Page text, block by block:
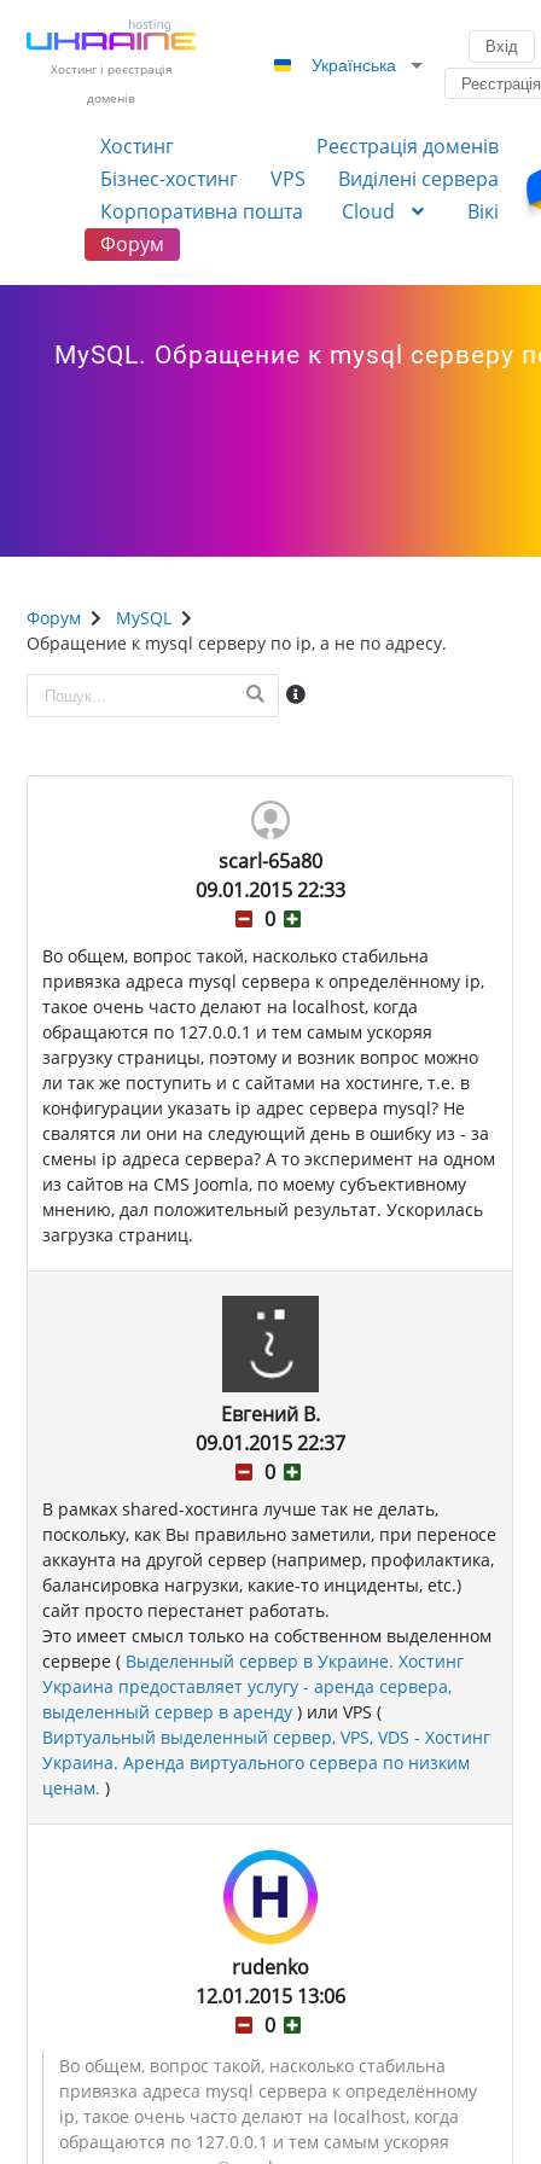
Хостинг і реєстрація
доменів
Українська
Вхід
Реєстрація
Хостинг
Реєстрація доменів
Бізнес-хостинг
VPS
Виділені сервера
Корпоративна пошта
Cloud
Вікі
Форум
MySQL. Обращение к mysql серверу
Форум
MySQL
Обращение к mysql серверу по ip, а не по адресу.
scarl-65a80
09.01.2015 22:33
0
Во общем, вопрос такой, насколько стабильна
привязка адреса mysql сервера к определённому ip,
такое очень часто делают на localhost, когда
обращаются по 127.0.0.1 и тем самым ускоряя
загрузку страницы, поэтому и возник вопрос можно
ли так же поступить и с сайтами на хостинге, т.е. в
конфигурации указать ip адрес сервера mysql? Не
свалятся ли они на следующий день в ошибку из - за
смены ip адреса сервера? А то эксперимент на одном
из сайтов на CMS Joomla, по моему субъективному
мнению, дал положительный результат. Ускорилась
загрузка страниц.
Евгений В.
09.01.2015 22:37
0
В рамках shared-хостинга лучше так не делать,
поскольку, как Вы правильно заметили, при переносе
аккаунта на другой сервер (например, профилактика,
балансировка нагрузки, какие-то инциденты, etc.)
сайт просто перестанет работать.
Это имеет смысл только на собственном выделенном
сервере ( Выделенный сервер в Украине. Хостинг
Украина предоставляет услугу - аренда сервера,
выделенный сервер в аренду ) или VPS (
Виртуальный выделенный сервер, VPS, VDS - Хостинг
Украина. Аренда виртуального сервера по низким
ценам. )
rudenko
12.01.2015 13:06
0
Во общем, вопрос такой, насколько стабильна
привязка адреса mysql сервера к определённому
ip, такое очень часто делают на localhost, когда
обращаются по 127.0.0.1 и тем самым ускоряя